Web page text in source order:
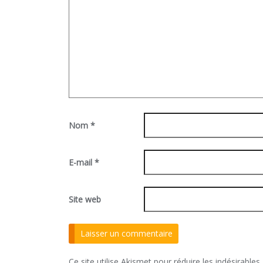
Nom *
E-mail *
Site web